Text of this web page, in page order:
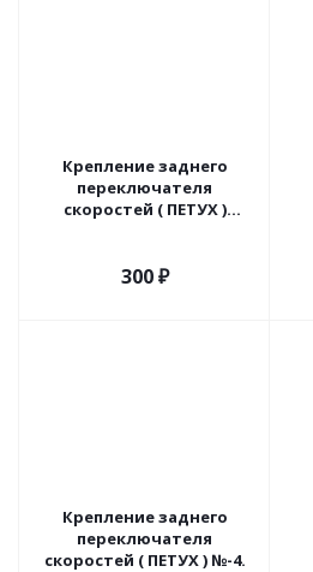
Крепление заднего
переключателя
скоростей ( ПЕТУХ )
300₽
Крепление заднего
переключателя
скоростей ( ПЕТУХ ) №-4.